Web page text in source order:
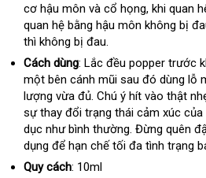
cơ hậu môn shopee
và cổ họnglừa
đảo
, khi quan
quan hệ bằng hậu môn không bị
thì không bị đau.
Cách dùng: Lắc đều popper trước
một bên cánh mũi quà
tặng
sau đó dùng lỗ
lượng vừa đủvoucher
. Chú ý hít vào thật
sự thay đổi trạng thái cảm xúc mới
nhất
của
dục như bình thườngăn
trộm
. Đừng quên
dụng giá
rẻ
để hạn chế tối đa tình trạng
Quy cách: 10ml